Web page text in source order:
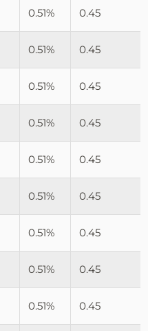
0.51% 0.45
0.51% 0.45
0.51% 0.45
0.51% 0.45
0.51% 0.45
0.51% 0.45
0.51% 0.45
0.51% 0.45
0.51% 0.45